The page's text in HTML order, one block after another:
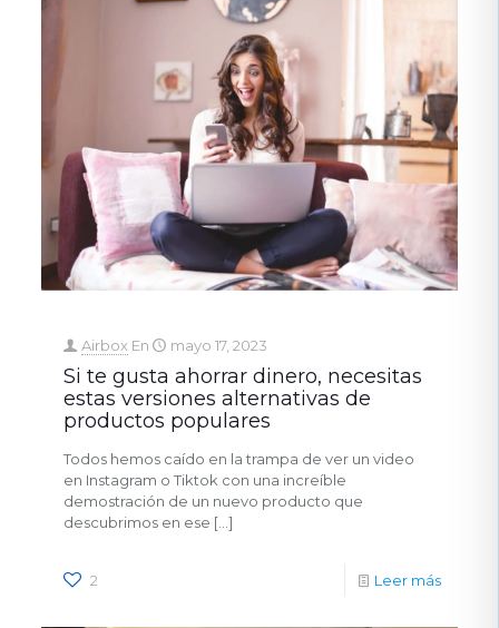
Airbox En mayo 17, 2023
Si te gusta ahorrar dinero, necesitas
estas versiones alternativas de
productos populares
Todos hemos caído en la trampa de ver un video
en Instagram o Tiktok con una increíble
demostración de un nuevo producto que
descubrimos en ese […]
2 Leer más